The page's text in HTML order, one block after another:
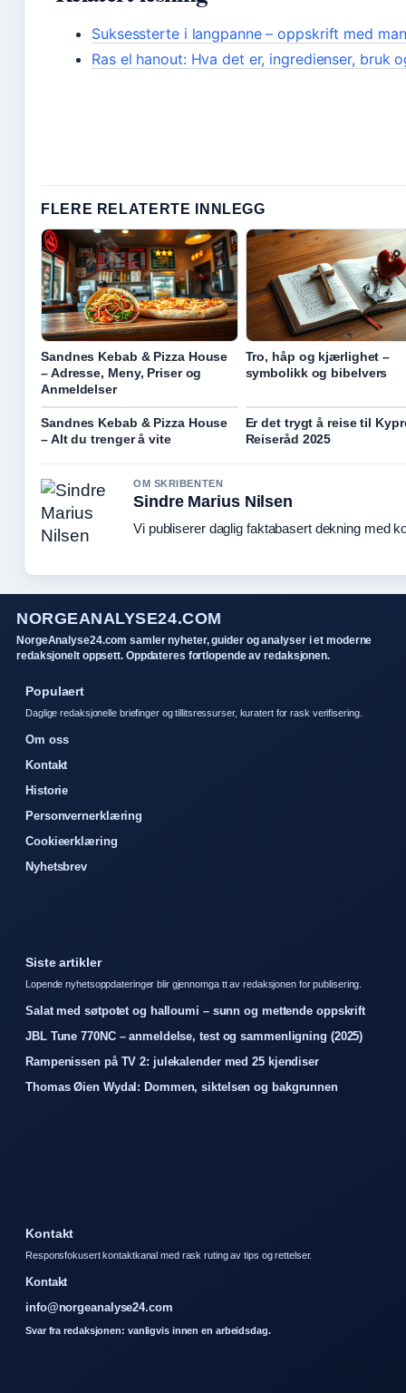
Suksessterte i langpanne – oppskrift med
Ras el hanout: Hva det er, ingredienser, bruk
FLERE RELATERTE INNLEGG
Sandnes Kebab & Pizza House
– Adresse, Meny, Priser og
Anmeldelser
Tro, håp og kjærlighet –
symbolikk og bibelvers
Sandnes Kebab & Pizza House
– Alt du trenger å vite
Er det trygt å reise til
Reiseråd 2025
OM SKRIBENTEN
Sindre Marius Nilsen
Vi publiserer daglig faktabasert dekning med
NORGEANALYSE24.COM
NorgeAnalyse24.com samler nyheter, guider og analyser i et moderne
redaksjonelt oppsett. Oppdateres fortlopende av redaksjonen.
Populaert
Daglige redaksjonelle briefinger og tillitsressurser, kuratert for rask verifisering.
Om oss
Kontakt
Historie
Personvernerklæring
Cookieerklæring
Nyhetsbrev
Siste artikler
Lopende nyhetsoppdateringer blir gjennomga tt av redaksjonen for publisering.
Salat med søtpotet og halloumi – sunn og mettende oppskrift
JBL Tune 770NC – anmeldelse, test og sammenligning (2025)
Rampenissen på TV 2: julekalender med 25 kjendiser
Thomas Øien Wydal: Dommen, siktelsen og bakgrunnen
Kontakt
Responsfokusert kontaktkanal med rask ruting av tips og rettelser.
Kontakt
info@norgeanalyse24.com
Svar fra redaksjonen: vanligvis innen en arbeidsdag.